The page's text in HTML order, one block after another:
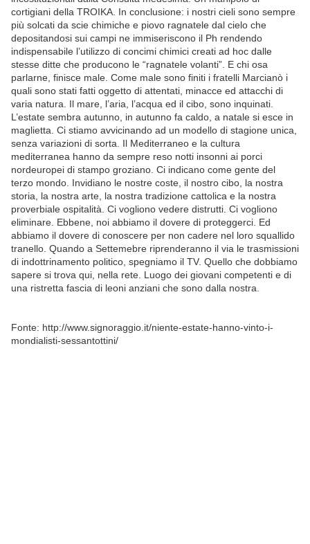
cortigiani della TROIKA. In conclusione: i nostri cieli sono sempre
più solcati da scie chimiche e piovo ragnatele dal cielo che
depositandosi sui campi ne immiseriscono il Ph rendendo
indispensabile l’utilizzo di concimi chimici creati ad hoc dalle
stesse ditte che producono le “ragnatele volanti”. E chi osa
parlarne, finisce male. Come male sono finiti i fratelli Marcianò i
quali sono stati fatti oggetto di attentati, minacce ed attacchi di
varia natura. Il mare, l’aria, l’acqua ed il cibo, sono inquinati.
L’estate sembra autunno, in autunno fa caldo, a natale si esce in
maglietta. Ci stiamo avvicinando ad un modello di stagione unica,
senza variazioni di sorta. Il Mediterraneo e la cultura
mediterranea hanno da sempre reso notti insonni ai porci
nordeuropei di stampo groziano. Ci indicano come gente del
terzo mondo. Invidiano le nostre coste, il nostro cibo, la nostra
storia, la nostra arte, la nostra tradizione cattolica e la nostra
proverbiale ospitalità. Ci vogliono vedere distrutti. Ci vogliono
eliminare. Ebbene, noi abbiamo il dovere di proteggerci. Ed
abbiamo il dovere di conoscere per non cadere nel loro squallido
tranello. Quando a Settemebre riprenderanno il via le trasmissioni
di indottrinamento politico, spegniamo il TV. Quello che dobbiamo
sapere si trova qui, nella rete. Luogo dei giovani competenti e di
una ristretta fascia di leoni anziani che sono dalla nostra.
Fonte: http://www.signoraggio.it/niente-estate-hanno-vinto-i-
mondialisti-sessantottini/